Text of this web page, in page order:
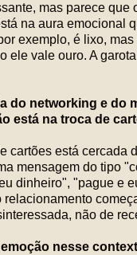
mas parece que
na aura emocional
exemplo, é lixo,
ele vale ouro. A
do networking e do
está na troca de
cartões está cercada
mensagem do tipo
dinheiro", "pague e
relacionamento
não de
emoção nesse